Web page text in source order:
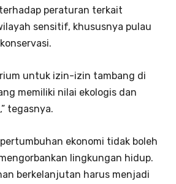
peraturan terkait
sensitif, khususnya pulau
untuk izin-izin tambang di
memiliki nilai ekologis dan
tegasnya.
ekonomi tidak boleh
lingkungan hidup.
berkelanjutan harus menjadi